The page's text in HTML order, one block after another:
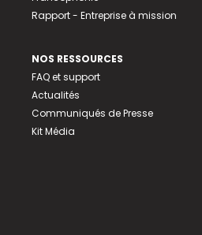
Rapport - Entreprise à mission
NOS RESSOURCES
FAQ et support
Actualités
Communiqués de Presse
Kit Média